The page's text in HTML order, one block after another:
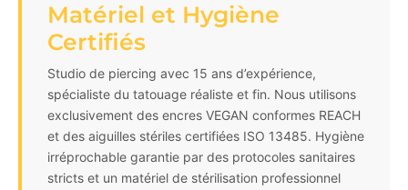
Matériel et Hygiène
Certifiés
Studio de piercing avec 15 ans d’expérience,
spécialiste du tatouage réaliste et fin. Nous utilisons
exclusivement des encres VEGAN conformes REACH
et des aiguilles stériles certifiées ISO 13485. Hygiène
irréprochable garantie par des protocoles sanitaires
stricts et un matériel de stérilisation professionnel